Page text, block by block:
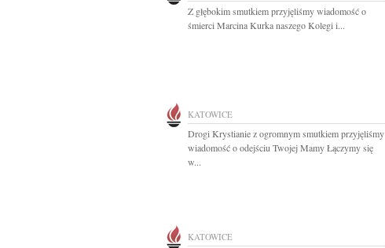
Z głębokim smutkiem przyjęliśmy wiadomość o
śmierci Marcina Kurka naszego Kolegi i...
KATOWICE
Drogi Krystianie z ogromnym smutkiem przyjęliśmy
wiadomość o odejściu Twojej Mamy Łączymy się
w...
KATOWICE